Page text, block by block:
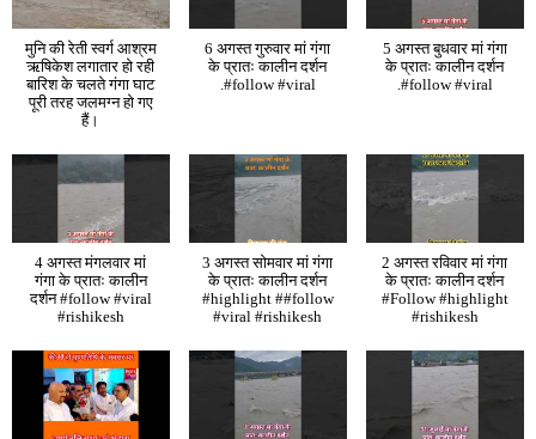
मुनि की रेती स्वर्ग आश्रम
ऋषिकेश लगातार हो रही
बारिश के चलते गंगा घाट
पूरी तरह जलमग्न हो गए
हैं।
6 अगस्त गुरुवार मां गंगा
के प्रातः कालीन दर्शन
.#follow #viral
5 अगस्त बुधवार मां गंगा
के प्रातः कालीन दर्शन
.#follow #viral
4 अगस्त मंगलवार मां
गंगा के प्रातः कालीन
दर्शन #follow #viral
#rishikesh
3 अगस्त सोमवार मां गंगा
के प्रातः कालीन दर्शन
#highlight ##follow
#viral #rishikesh
2 अगस्त रविवार मां गंगा
के प्रातः कालीन दर्शन
#Follow #highlight
#rishikesh